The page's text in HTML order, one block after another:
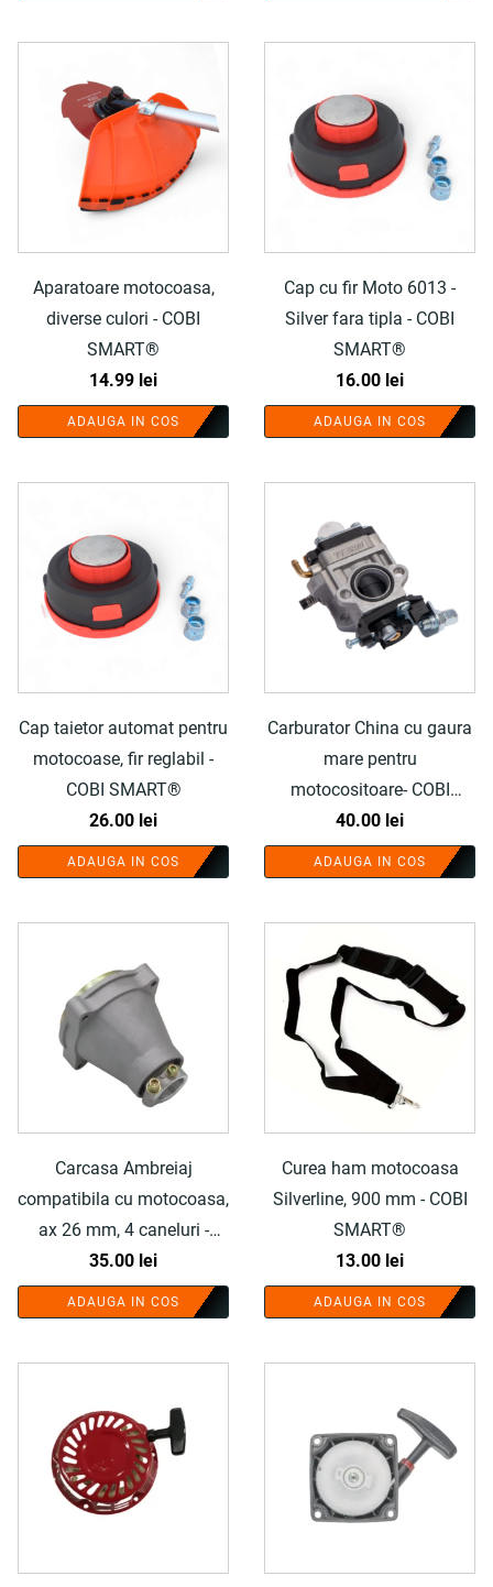
Aparatoare motocoasa,
diverse culori - COBI
SMART®
14.99 lei
ADAUGA IN COS
Cap cu fir Moto 6013 -
Silver fara tipla - COBI
SMART®
16.00 lei
ADAUGA IN COS
Cap taietor automat pentru
motocoase, fir reglabil -
COBI SMART®
26.00 lei
ADAUGA IN COS
Carburator China cu gaura
mare pentru
motocositoare- COBI
SMART®
40.00 lei
ADAUGA IN COS
Carcasa Ambreiaj
compatibila cu motocoasa,
ax 26 mm, 4 caneluri -
COBI SMART®
35.00 lei
ADAUGA IN COS
Curea ham motocoasa
Silverline, 900 mm - COBI
SMART®
13.00 lei
ADAUGA IN COS